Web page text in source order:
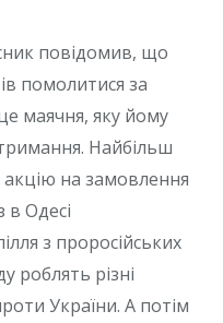
повідомив, що
помолитися за
маячня, яку йому
Найбільш
на замовлення
в Одесі
з проросійських
роблять різні
України. А потім